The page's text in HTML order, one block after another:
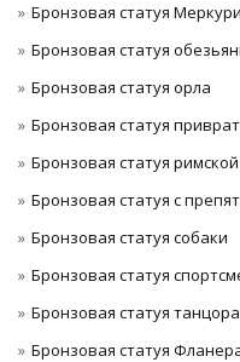
Бронзовая статуя
Бронзовая статуя
Бронзовая статуя орла
Бронзовая статуя
Бронзовая статуя
Бронзовая статуя с
Бронзовая статуя собаки
Бронзовая статуя
Бронзовая статуя танцора
Бронзовая статуя